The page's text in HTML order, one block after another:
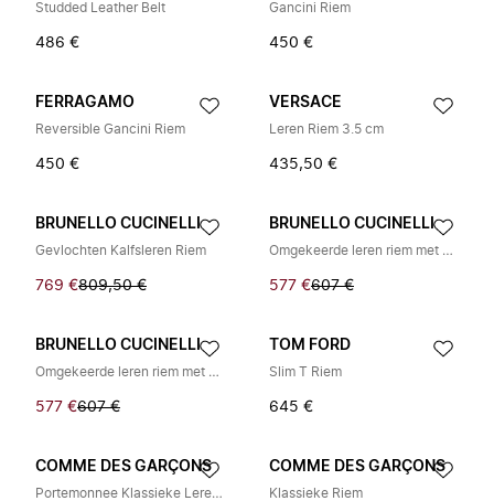
Studded Leather Belt
486 €
Gancini Riem
450 €
FERRAGAMO
Reversible Gancini Riem
450 €
VERSACE
Leren Riem 3.5 cm
435,50 €
BRUNELLO CUCINELLI
Gevlochten Kalfsleren Riem
769 €809,50 €
BRUNELLO CUCINELLI
Omgekeerde leren riem met vierkante gesp en kap
577 €607 €
BRUNELLO CUCINELLI
Omgekeerde leren riem met vierkante gesp en punt
577 €607 €
TOM FORD
Slim T Riem
645 €
COMME DES GARÇONS
Portemonnee Klassieke Leren Riem
COMME DES GARÇONS
Klassieke Riem